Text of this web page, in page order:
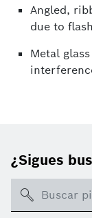
Angled,
due to
Metal
¿Sigues
Search